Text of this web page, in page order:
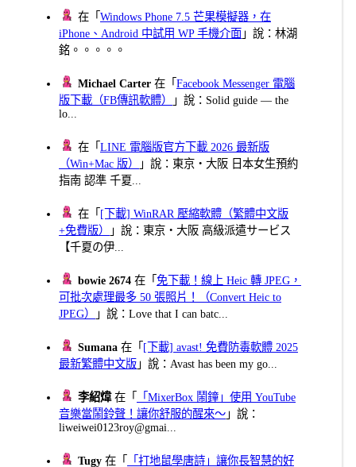
在「Windows Phone 7.5 芒果模擬器，在
iPhone、Android 中試用 WP 手機介面 」說：林湖
銘。。。。。
Michael Carter 在「Facebook Messenger 電腦
版下載（FB傳訊軟體）
」說：Solid guide — the
lo...
在「LINE 電腦版官方下載 2026 最新版
（Win+Mac 版）
」說：東京・大阪 日本女生預約
指南 認準 千夏...
在「 [下載] WinRAR 壓縮軟體（繁體中文版
+免費版）
」說：東京・大阪 高級派遣サービス
【千夏の伊...
bowie 2674 在「免下載！線上 Heic 轉 JPEG，
可批次處理最多 50 張照片！（Convert Heic to
JPEG）
」說：Love that I can batc...
Sumana 在「 [下載] avast! 免費防毒軟體 2025
最新繁體中文版 」說：Avast has been my go...
李紹煒在「
「MixerBox 鬧鐘」使用 YouTube
音樂當鬧鈴聲！讓你舒服的醒來～ 」說：
liweiwei0123roy@gmai...
Tugy 在「 「打地鼠學唐詩」讓你長智慧的好